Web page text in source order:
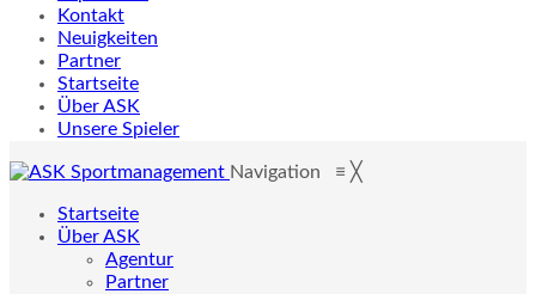
Kontakt
Neuigkeiten
Partner
Startseite
Über ASK
Unsere Spieler
Navigation ≡ ╳
Startseite
Über ASK
Agentur
Partner